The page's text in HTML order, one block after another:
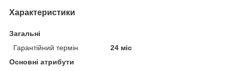
Характеристики
Загальні
Гарантійний термін
24 міс
Основні атрибути